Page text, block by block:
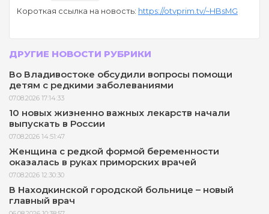
Короткая ссылка на новость: https://otvprim.tv/~HBsMG
ДРУГИЕ НОВОСТИ РУБРИКИ
Во Владивостоке обсудили вопросы помощи
детям с редкими заболеваниями
07.08.2026 17:14:33
10 новых жизненно важных лекарств начали
выпускать в России
07.08.2026 14:51:47
Женщина с редкой формой беременности
оказалась в руках приморских врачей
07.08.2026 12:30:30
В Находкинской городской больнице – новый
главный врач